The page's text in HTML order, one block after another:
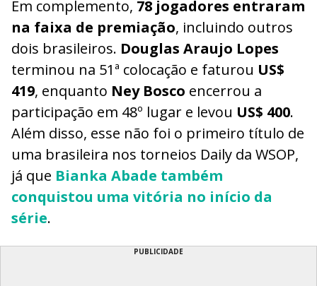
Em complemento, 78 jogadores entraram
na faixa de premiação, incluindo outros
dois brasileiros. Douglas Araujo Lopes
terminou na 51ª colocação e faturou US$
419, enquanto Ney Bosco encerrou a
participação em 48º lugar e levou US$ 400.
Além disso, esse não foi o primeiro título de
uma brasileira nos torneios Daily da WSOP,
já que Bianka Abade também
conquistou uma vitória no início da
série.
PUBLICIDADE